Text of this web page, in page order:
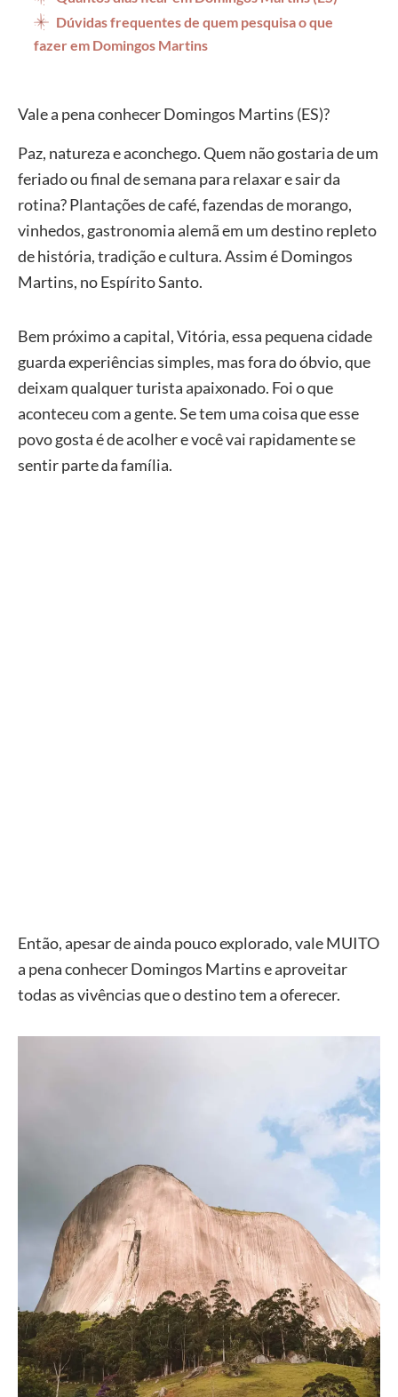
Dúvidas frequentes de quem pesquisa o que
fazer em Domingos Martins
Vale a pena conhecer Domingos Martins (ES)?
Paz, natureza e aconchego. Quem não gostaria de um
feriado ou final de semana para relaxar e sair da
rotina? Plantações de café, fazendas de morango,
vinhedos, gastronomia alemã em um destino repleto
de história, tradição e cultura. Assim é Domingos
Martins, no Espírito Santo.
Bem próximo a capital, Vitória, essa pequena cidade
guarda experiências simples, mas fora do óbvio, que
deixam qualquer turista apaixonado. Foi o que
aconteceu com a gente. Se tem uma coisa que esse
povo gosta é de acolher e você vai rapidamente se
sentir parte da família.
Então, apesar de ainda pouco explorado, vale MUITO
a pena conhecer Domingos Martins e aproveitar
todas as vivências que o destino tem a oferecer.